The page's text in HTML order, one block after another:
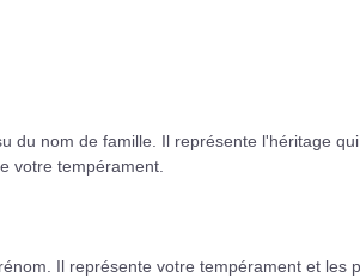
du nom de famille. Il représente l'héritage
votre tempérament.
Il représente votre tempérament et